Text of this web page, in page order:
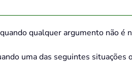
qualquer argumento não é
uma das seguintes situações